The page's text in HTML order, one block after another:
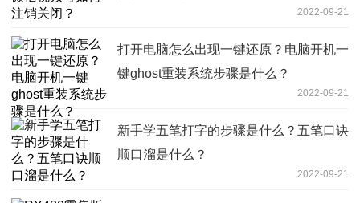
2022-09-21
打开电脑怎么出现一键还原？电脑开机一
键ghost重装系统步骤是什么？
2022-09-21
新手学五笔打字的步骤是什么？五笔口诀
顺口溜是什么？
2022-09-21